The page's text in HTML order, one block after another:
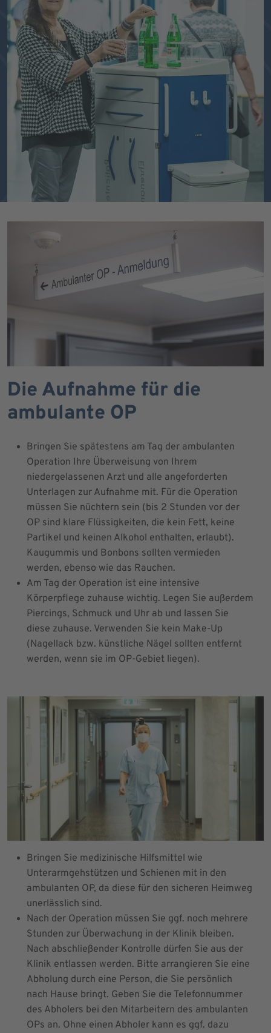
Die Aufnahme für die
ambulante OP
Bringen Sie spätestens am Tag der ambulanten
Operation Ihre Überweisung von Ihrem
niedergelassenen Arzt und alle angeforderten
Unterlagen zur Aufnahme mit. Für die Operation
müssen Sie nüchtern sein (bis 2 Stunden vor der
OP sind klare Flüssigkeiten, die kein Fett, keine
Partikel und keinen Alkohol enthalten, erlaubt).
Kaugummis und Bonbons sollten vermieden
werden, ebenso wie das Rauchen.
Am Tag der Operation ist eine intensive
Körperpflege zuhause wichtig. Legen Sie außerdem
Piercings, Schmuck und Uhr ab und lassen Sie
diese zuhause. Verwenden Sie kein Make-Up
(Nagellack bzw. künstliche Nägel sollten entfernt
werden, wenn sie im OP-Gebiet liegen).
Bringen Sie medizinische Hilfsmittel wie
Unterarmgehstützen und Schienen mit in den
ambulanten OP, da diese für den sicheren Heimweg
unerlässlich sind.
Nach der Operation müssen Sie ggf. noch mehrere
Stunden zur Überwachung in der Klinik bleiben.
Nach abschließender Kontrolle dürfen Sie aus der
Klinik entlassen werden. Bitte arrangieren Sie eine
Abholung durch eine Person, die Sie persönlich
nach Hause bringt. Geben Sie die Telefonnummer
des Abholers bei den Mitarbeitern des ambulanten
OPs an. Ohne einen Abholer kann es ggf. dazu